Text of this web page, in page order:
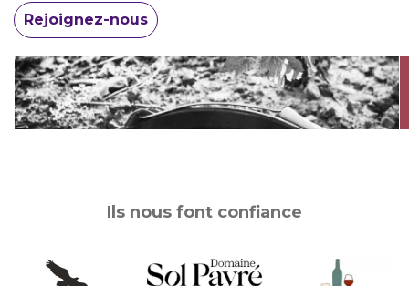
Rejoignez-nous
Ils nous font confiance